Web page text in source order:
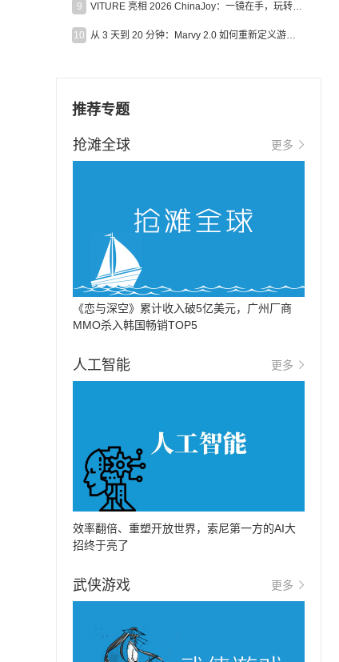
9 VITURE 亮相 2026 ChinaJoy：一镜在手，玩转全场！
10 从 3 天到 20 分钟：Marvy 2.0 如何重新定义游戏出海营销效率？
推荐专题
抢滩全球 更多
《恋与深空》累计收入破5亿美元，广州厂商
MMO杀入韩国畅销TOP5
人工智能 更多
效率翻倍、重塑开放世界，索尼第一方的AI大
招终于亮了
武侠游戏 更多